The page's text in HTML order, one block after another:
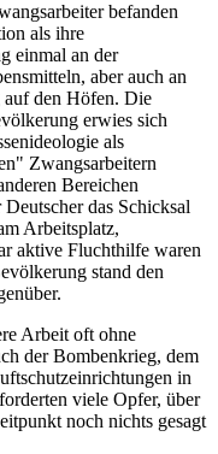
befanden
als ihre
einmal an der
aber auch an
auf den Höfen. Die
erwies sich
als
Zwangsarbeitern
Bereichen
das Schicksal
Arbeitsplatz,
aktive Fluchthilfe waren
stand den
Arbeit oft ohne
der Bombenkrieg, dem
in
viele Opfer, über
noch nichts gesagt